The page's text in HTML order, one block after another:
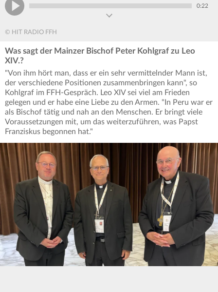
0:22
© HIT RADIO FFH
Was sagt der Mainzer Bischof Peter Kohlgraf zu Leo
XIV.?
"Von ihm hört man, dass er ein sehr vermittelnder Mann ist,
der verschiedene Positionen zusammenbringen kann", so
Kohlgraf im FFH-Gespräch. Leo XIV sei viel am Frieden
gelegen und er habe eine Liebe zu den Armen. "In Peru war er
als Bischof tätig und nah an den Menschen. Er bringt viele
Voraussetzungen mit, um das weiterzuführen, was Papst
Franziskus begonnen hat."